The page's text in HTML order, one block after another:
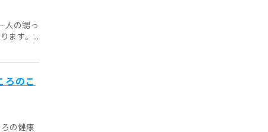
人の甥っ
ます。...
ろのこ
の健康